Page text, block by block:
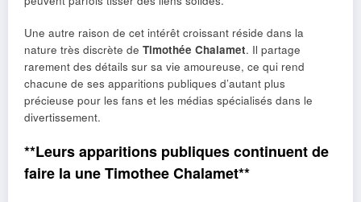
Une autre raison de cet intérêt croissant réside dans la
nature très discrète de Timothée Chalamet. Il partage
rarement des détails sur sa vie amoureuse, ce qui rend
chacune de ses apparitions publiques d’autant plus
précieuse pour les fans et les médias spécialisés dans le
divertissement.
**Leurs apparitions publiques continuent de
faire la une Timothee Chalamet**